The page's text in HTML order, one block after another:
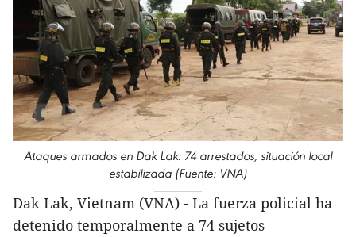
Ataques armados en Dak Lak: 74 arrestados, situación local
estabilizada (Fuente: VNA)
Dak Lak, Vietnam (VNA) - La fuerza policial ha
detenido temporalmente a 74 sujetos